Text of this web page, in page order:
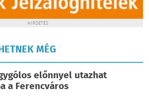
HIRDETÉS
MÉG
előnnyel utazhat
a Ferencváros